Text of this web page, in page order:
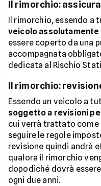
Il rimorchio:
Il rimorchio, essendo
veicolo
essere coperto da una
accompagnata
dedicata al Rischio
Il rimorchio:
Essendo un veicolo a
soggetto a revisioni
cui verrà trattato come
seguire le regole
revisione quindi andrà
qualora il rimorchio
dopodiché dovrà
ogni due anni.